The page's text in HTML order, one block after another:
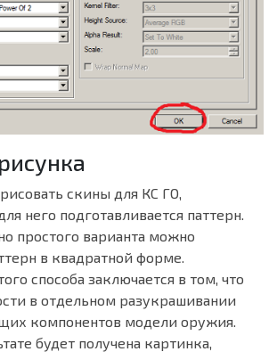
скины для КС ГО,
него подготавливается паттерн.
простого варианта можно
в квадратной форме.
способа заключается в том, что
в отдельном разукрашивании
компонентов модели оружия.
будет получена картинка,